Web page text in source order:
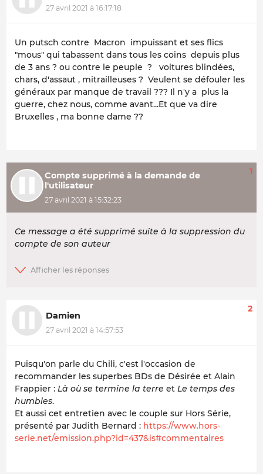
27 avril 2021 à 16:17:18
Un putsch contre Macron impuissant et ses flics
"mous" qui tabassent dans tous les coins depuis plus
de 3 ans ? ou contre le peuple ? voitures blindées,
chars, d'assaut , mitrailleuses ? Veulent se défouler les
généraux par manque de travail ??? Il n'y a plus la
guerre, chez nous, comme avant...Et que va dire
Bruxelles , ma bonne dame ??
Compte supprimé à la demande de
l'utilisateur
27 avril 2021 à 15:32:23
1
Ce message a été supprimé suite à la suppression du
compte de son auteur
Damien
27 avril 2021 à 14:57:53
2
Puisqu'on parle du Chili, c'est l'occasion de
recommander les superbes BDs de Désirée et Alain
Frappier : Là où se termine la terre et Le temps des
humbles.
Et aussi cet entretien avec le couple sur Hors Série,
présenté par Judith Bernard : https://www.hors-
serie.net/emission.php?id=437&is#commentaires